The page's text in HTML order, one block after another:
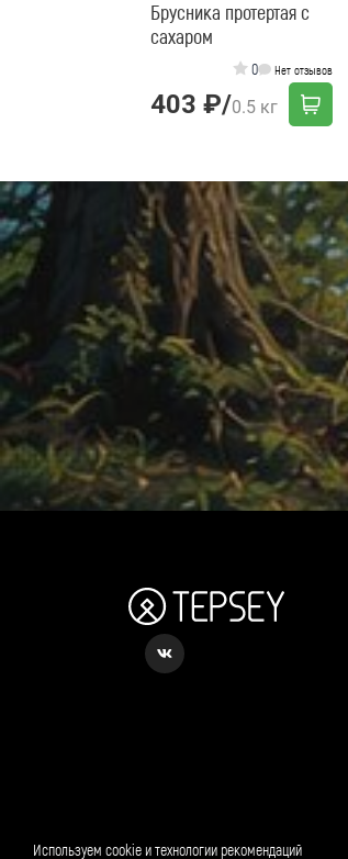
Брусника протертая с
сахаром
0 Нет отзывов
403 ₽/0.5 кг
Рассылка о вкусном и полезном
Используем cookie и технологии рекомендаций